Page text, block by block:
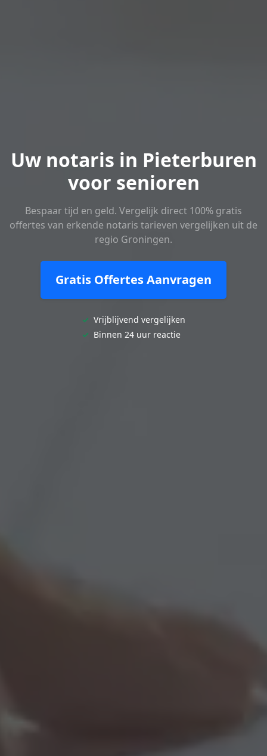
Uw notaris in Pieterburen
voor senioren
Bespaar tijd en geld. Vergelijk direct 100% gratis
offertes van erkende notaris tarieven vergelijken uit de
regio Groningen.
Gratis Offertes Aanvragen
✓ Vrijblijvend vergelijken
✓ Binnen 24 uur reactie